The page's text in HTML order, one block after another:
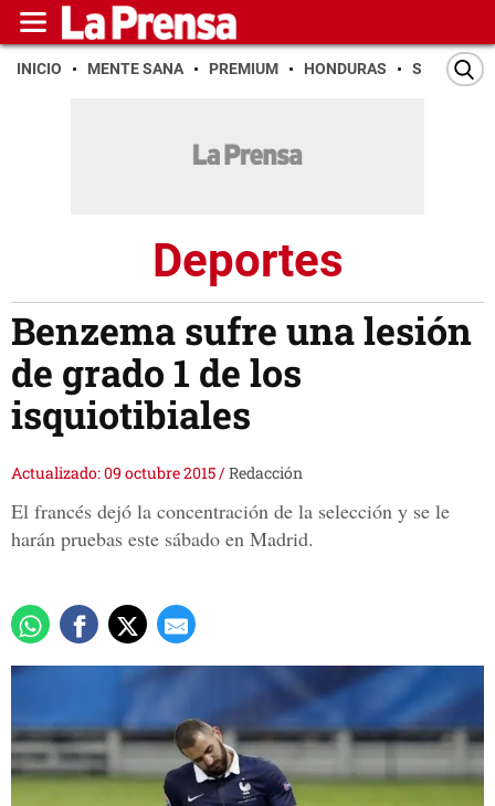
INICIO MENTE SANA PREMIUM HONDURAS SAN PEDRO
Deportes
Benzema sufre una lesión
de grado 1 de los
isquiotibiales
Actualizado: 09 octubre 2015/Redacción
El francés dejó la concentración de la selección y se le
harán pruebas este sábado en Madrid.